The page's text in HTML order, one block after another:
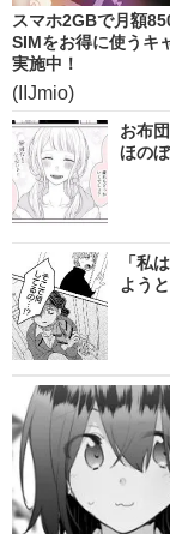
スマホ2GBで月額
SIMをお得に使うキ
実施中！
(IIJmio)
お布
ほの
「私
よう